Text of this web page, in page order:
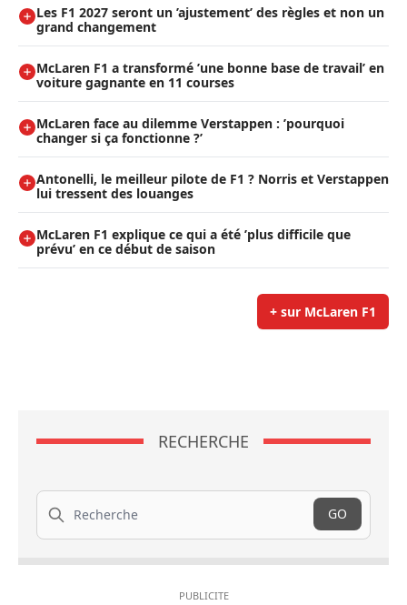
Les F1 2027 seront un ’ajustement’ des règles et non un
grand changement
McLaren F1 a transformé ’une bonne base de travail’ en
voiture gagnante en 11 courses
McLaren face au dilemme Verstappen : ’pourquoi
changer si ça fonctionne ?’
Antonelli, le meilleur pilote de F1 ? Norris et Verstappen
lui tressent des louanges
McLaren F1 explique ce qui a été ’plus difficile que
prévu’ en ce début de saison
+ sur McLaren F1
RECHERCHE
Recherche
GO